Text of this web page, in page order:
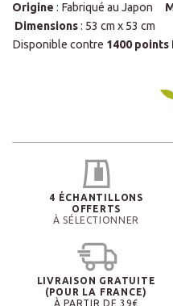
Origine : Fabriqué au Japon
Dimensions: 53 cm x 53 cm
Disponible contre 1400 points
4 ÉCHANTILLONS
OFFERTS
À SÉLECTIONNER
LIVRAISON GRATUITE
(POUR LA FRANCE)
À PARTIR DE 39€